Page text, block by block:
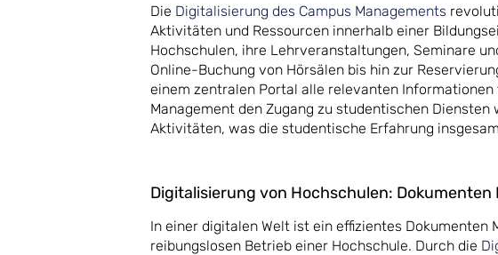
Die Digitalisierung des Campus Managements
Aktivitäten und Ressourcen innerhalb einer
Hochschulen, ihre Lehrveranstaltungen, Seminare
Online-Buchung von Hörsälen bis hin zur
einem zentralen Portal alle relevanten
Management den Zugang zu studentischen
Aktivitäten, was die studentische Erfahrung
Digitalisierung von Hochschulen: Dokumenten
In einer digitalen Welt ist ein effizientes
reibungslosen Betrieb einer Hochschule. Durch die